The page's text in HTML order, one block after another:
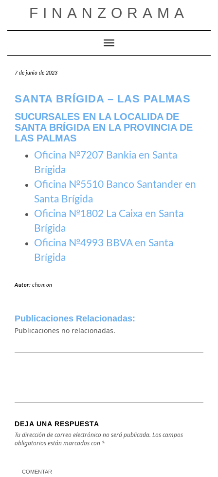
FINANZORAMA
Cambiar modo de navegación
7 de junio de 2023
SANTA BRÍGIDA – LAS PALMAS
SUCURSALES EN LA LOCALIDA DE
SANTA BRÍGIDA EN LA PROVINCIA DE
LAS PALMAS
Oficina №7207 Bankia en Santa
Brígida
Oficina №5510 Banco Santander en
Santa Brígida
Oficina №1802 La Caixa en Santa
Brígida
Oficina №4993 BBVA en Santa
Brígida
Autor:chomon
Publicaciones Relacionadas:
Publicaciones no relacionadas.
DEJA UNA RESPUESTA
Tu dirección de correo electrónico no será publicada. Los campos
obligatorios están marcados con *
COMENTAR